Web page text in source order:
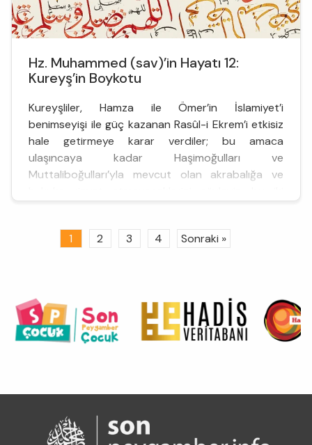
Hz. Muhammed (sav)’in Hayatı 12:
Kureyş’in Boykotu
Kureyşliler, Hamza ile Ömer’in İslamiyet’i
benimseyişi ile güç kazanan Rasûl-i Ekrem’i etkisiz
hale getirmeye karar verdiler; bu amaca
ulaşıncaya kadar Haşimoğulları ve
Muttaliboğulları’yla mevcut olan akrabalığa ve
yapmamaya karar verdiler; boykotun şartlarını bir
1 2 3 4 Sonraki »